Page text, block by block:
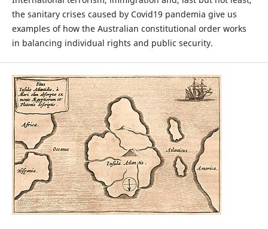
the sanitary crises caused by Covid19 pandemia give us
examples of how the Australian constitutional order works
in balancing individual rights and public security.